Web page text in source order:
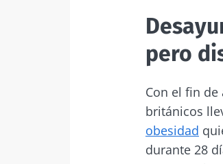
pero
Con el fin
británicos
obesidad
durante 28